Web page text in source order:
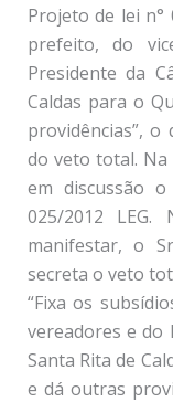
Projeto de lei n°
prefeito, do
Presidente da
Caldas para o
providências”,
do veto total. Na
em discussão
025/2012 LEG.
manifestar, o
secreta o veto
“Fixa os
vereadores e do
Santa Rita de
e dá outras